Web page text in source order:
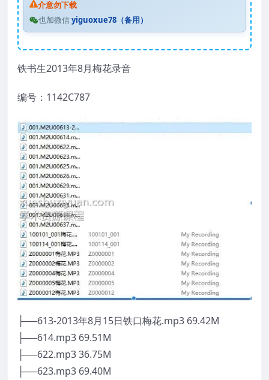
介意勿下载
也加微信yiguoxue78（备用）
铁书生2013年8月梅花录音
编号：1142C787
├──613-2013年8月15日铁口梅花.mp3 69.42M
├──614.mp3 69.51M
├──622.mp3 36.75M
├──623.mp3 69.40M